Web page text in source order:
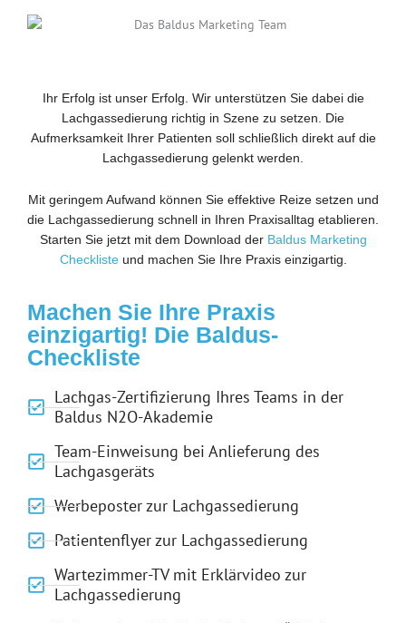
Ihr Erfolg ist unser Erfolg. Wir unterstützen Sie dabei die
Lachgassedierung richtig in Szene zu setzen. Die
Aufmerksamkeit Ihrer Patienten soll schließlich direkt auf die
Lachgassedierung gelenkt werden.
Mit geringem Aufwand können Sie effektive Reize setzen und
die Lachgassedierung schnell in Ihren Praxisalltag etablieren.
Starten Sie jetzt mit dem Download der Baldus Marketing
Checklisteund machen Sie Ihre Praxis einzigartig.
Machen Sie Ihre Praxis
einzigartig! Die Baldus-
Checkliste
Lachgas-Zertifizierung Ihres Teams in der
Baldus N2O-Akademie
Team-Einweisung bei Anlieferung des
Lachgasgeräts
Werbeposter zur Lachgassedierung
Patientenflyer zur Lachgassedierung
Wartezimmer-TV mit Erklärvideo zur
Lachgassedierung